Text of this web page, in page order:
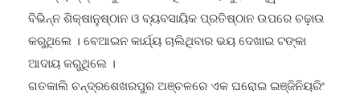
ବିଭିନ୍ନ ଶିକ୍ଷାନୁଷ୍ଠାନ ଓ ବ୍ୟବସାୟିକ ପ୍ରତିଷ୍ଠାନ ଉପରେ ଚଢ଼ାଉ
କରୁଥିଲେ । ବେଆଇନ କାର୍ଯ୍ୟ ଚାଲିଥିବାର ଭୟ ଦେଖାଇ ଟଙ୍କା
ଆଦାୟ କରୁଥିଲେ ।
ଗତକାଲି ଚନ୍ଦ୍ରଶେଖରପୁର ଅଞ୍ଚଳରେ ଏକ ଘରୋଇ ଇଞ୍ଜିନିୟରିଂ